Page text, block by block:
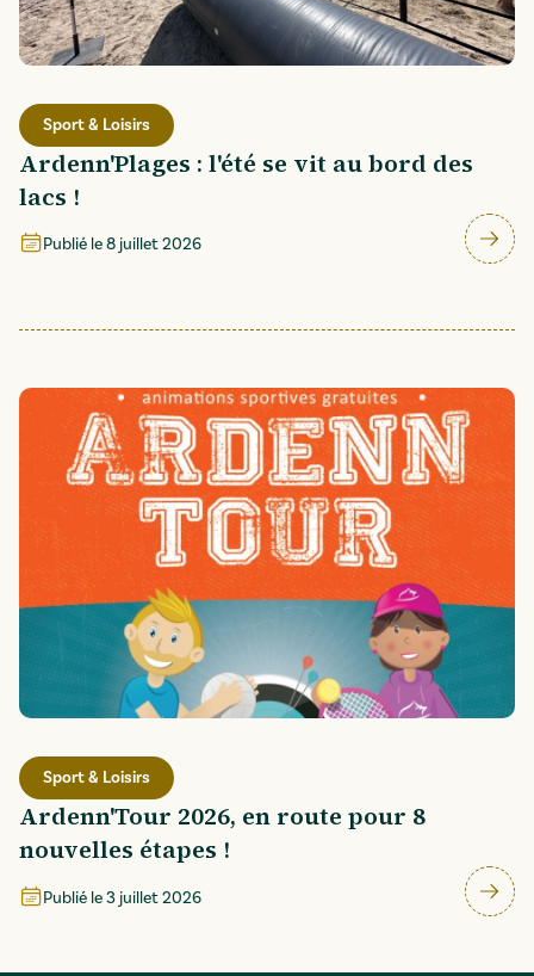
Sport & Loisirs
Ardenn'Plages : l'été se vit au bord des
lacs !
Publié le8 juillet 2026
Sport & Loisirs
Ardenn'Tour 2026, en route pour 8
nouvelles étapes !
Publié le3 juillet 2026